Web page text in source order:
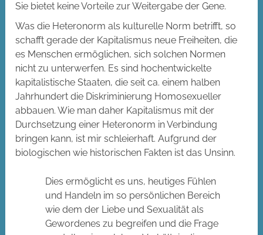
Sie bietet keine Vorteile zur Weitergabe der Gene.
Was die Heteronorm als kulturelle Norm betrifft, so
schafft gerade der Kapitalismus neue Freiheiten, die
es Menschen ermöglichen, sich solchen Normen
nicht zu unterwerfen. Es sind hochentwickelte
kapitalistische Staaten, die seit ca. einem halben
Jahrhundert die Diskriminierung Homosexueller
abbauen. Wie man daher Kapitalismus mit der
Durchsetzung einer Heteronorm in Verbindung
bringen kann, ist mir schleierhaft. Aufgrund der
biologischen wie historischen Fakten ist das Unsinn.
Dies ermöglicht es uns, heutiges Fühlen
und Handeln im so persönlichen Bereich
wie dem der Liebe und Sexualität als
Gewordenes zu begreifen und die Frage